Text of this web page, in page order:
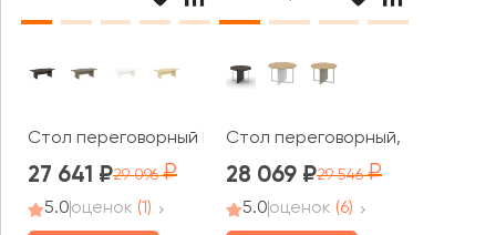
Стол переговорный LT.SP-1 2400x1200x750 Ялта / Yalta
27 641 29 096
5.0оценок (1)
Стол переговорный, круглый
28 069 29 546
5.0оценок (6)